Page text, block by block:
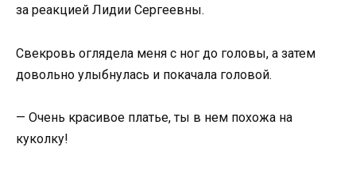
за реакцией Лидии Сергеевны.
Свекровь оглядела меня с ног до головы, а затем
довольно улыбнулась и покачала головой.
— Очень красивое платье, ты в нем похожа на
куколку!